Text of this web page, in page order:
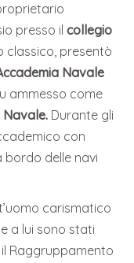
presso ilcollegio
classico, presentò
Navale
ammesso come
Navale. Durante gli
con
bordo delle navi
carismatico
a lui sono stati
il Raggruppamento